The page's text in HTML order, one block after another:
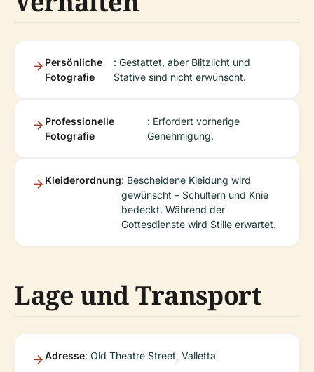
Persönliche
Fotografie
: Gestattet, aber Blitzlicht und
Stative sind nicht erwünscht.
Professionelle
Fotografie
: Erfordert vorherige
Genehmigung.
Kleiderordnung: Bescheidene Kleidung wird
gewünscht – Schultern und Knie
bedeckt. Während der
Gottesdienste wird Stille erwartet.
Lage und Transport
Adresse: Old Theatre Street, Valletta